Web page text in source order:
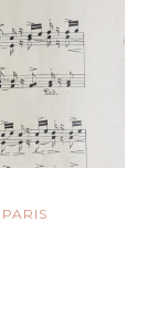
PARIS